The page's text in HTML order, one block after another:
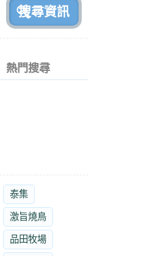
熱門搜尋
泰集
激旨燒鳥
品田牧場